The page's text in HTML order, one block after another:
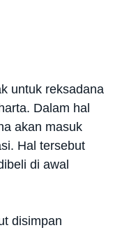
untuk reksadana
Dalam hal
akan masuk
Hal tersebut
di awal
disimpan